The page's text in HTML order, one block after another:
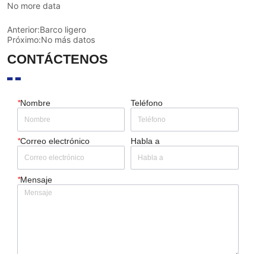
No more data
Anterior:Barco ligero
Próximo:No más datos
CONTÁCTENOS
*Nombre Teléfono
*Correo electrónico Habla a
*Mensaje